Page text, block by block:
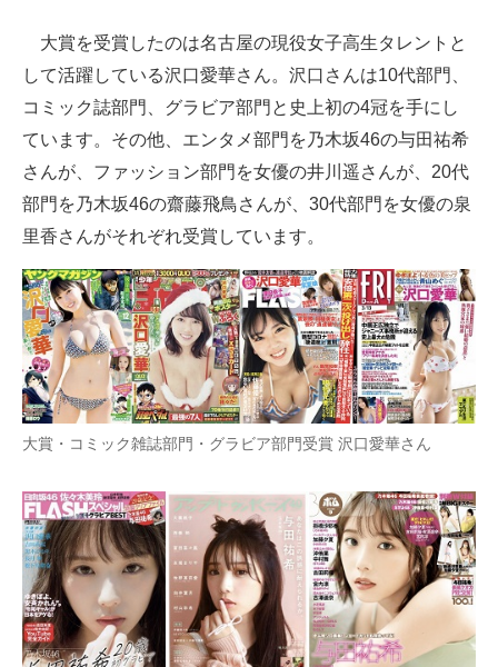
大賞を受賞したのは名古屋の現役女子高生タレントと
して活躍している沢口愛華さん。沢口さんは10代部門、
コミック誌部門、グラビア部門と史上初の4冠を手にし
ています。その他、エンタメ部門を乃木坂46の与田祐希
さんが、ファッション部門を女優の井川遥さんが、20代
部門を乃木坂46の齋藤飛鳥さんが、30代部門を女優の泉
里香さんがそれぞれ受賞しています。
大賞・コミック雑誌部門・グラビア部門受賞 沢口愛華さん